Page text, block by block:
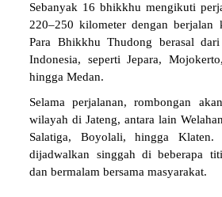
Sebanyak 16 bhikkhu mengikuti
220–250 kilometer dengan berjalan
Para Bhikkhu Thudong berasal
Indonesia, seperti Jepara,
hingga Medan.
Selama perjalanan, rombongan
wilayah di Jateng, antara lain
Salatiga, Boyolali, hingga
dijadwalkan singgah di beberapa
dan bermalam bersama masyarakat.